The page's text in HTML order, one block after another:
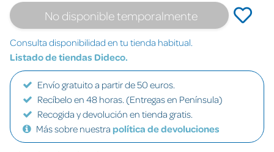
No disponible temporalmente
Consulta disponibilidad en tu tienda habitual.
Listado de tiendas Dideco.
Envío gratuito a partir de 50 euros.
Recíbelo en 48 horas. (Entregas en Península)
Recogida y devolución en tienda gratis.
Más sobre nuestra política de devoluciones